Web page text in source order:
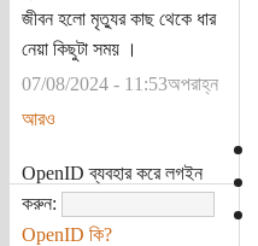
জীবন হলো মৃত্যুর কাছ থেকে ধার
নেয়া কিছুটা সময় ।
07/08/2024 - 11:53অপরাহ্ন
আরও
OpenID ব্যবহার করে লগইন
করুন:
OpenID কি?